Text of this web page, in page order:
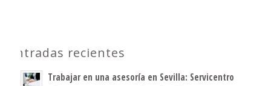
Entradas recientes
Trabajar en una asesoría en Sevilla: Servicentro